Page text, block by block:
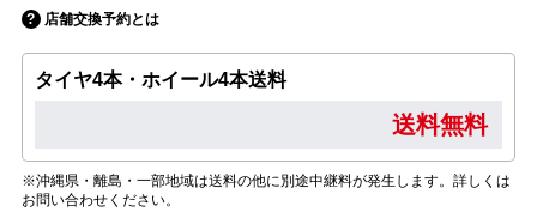
店舗交換予約とは
タイヤ4本・ホイール4本送料
送料無料
※沖縄県・離島・一部地域は送料の他に別途中継料が発生します。詳しくは
お問い合わせください。